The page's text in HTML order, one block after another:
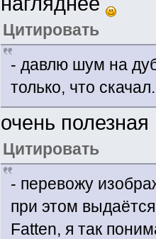
Цитировать
- давлю шум на
только, что
очень
Цитировать
- перевожу
при этом
Fatten, я так